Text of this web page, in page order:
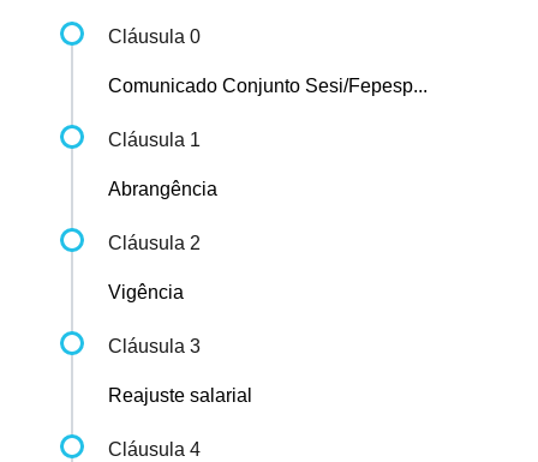
Cláusula 0
Comunicado Conjunto Sesi/Fepesp...
Cláusula 1
Abrangência
Cláusula 2
Vigência
Cláusula 3
Reajuste salarial
Cláusula 4